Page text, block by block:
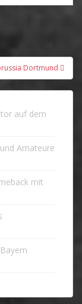
Dortmund
auf dem
Amateure
mit